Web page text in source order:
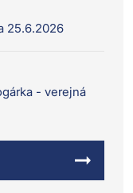
25.6.2026
- verejná